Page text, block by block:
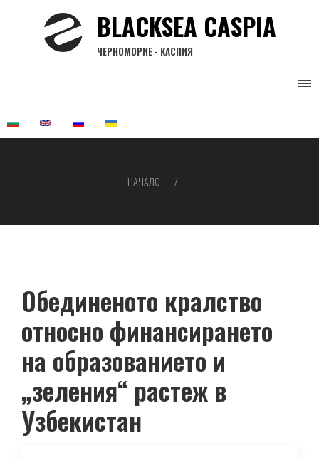
BLACKSEA CASPIA
ЧЕРНОМОРИЕ - КАСПИЯ
НАЧАЛО
Обединеното кралство
относно финансирането
на образованието и
„зеления“ растеж в
Узбекистан